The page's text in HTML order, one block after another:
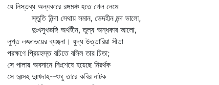
যে নিস্তব্ধ অন্ধকারে রঙ্গমঞ্চ হতে গেল নেমে
স্তুতি নিন্দা সেথায় সমান, ভেদহীন মন্দ ভালো,
দুঃখসুখভঙ্গি অর্থহীন, তুল্য অন্ধকার আলো,
লুপ্ত লজ্জাভয়ের ব্যঞ্জনা। যুদ্ধ উত্তারিয়া সীতা
পরক্ষণে প্রিয়হস্ত রচিতে বসিল তার চিতা;
সে পালায় অবসানে নিঃশেষে হয়েছে নিরর্থক
সে দুঃসহ দুঃখদাহ--শুধু তারে কবির নাটক